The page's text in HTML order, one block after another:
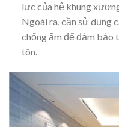
lực của hệ khung
Ngoài ra, cần sử dụng
chống ẩm để đảm
tôn.